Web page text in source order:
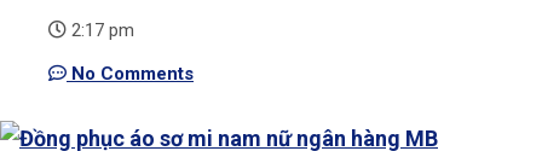
2:17 pm
No Comments